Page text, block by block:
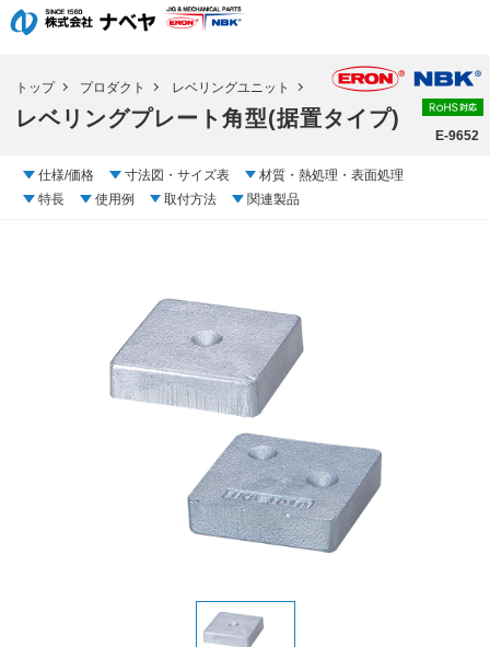
トップ プロダクト レベリングユニット
レベリングプレート角型(据置タイプ)
E-9652
仕様/価格 寸法図・サイズ表
材質・熱処理・表面処理
特長
使用例 取付方法 関連製品